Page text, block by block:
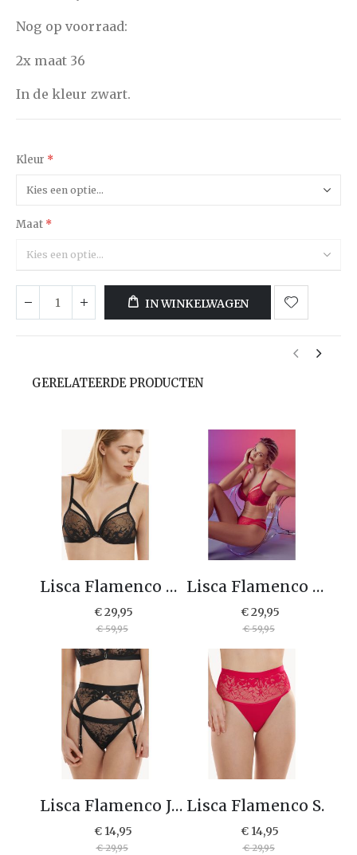
Nog op voorraad:
2x maat 36
In de kleur zwart.
Kleur
Maat
IN WINKELWAGEN
GERELATEERDE PRODUCTEN
Lisca Flamenco Push-up bh 10340
€ 29,95
€ 59,95
Lisca Flamenco Jarretelgordel 11054
€ 14,95
€ 29,95
Lisca Flamenco Push-up bh 1-10340
€ 29,95
€ 59,95
Lisca Flamenco String 1-12334
€ 14,95
€ 29,95